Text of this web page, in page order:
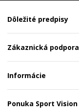
Dôležité predpisy
Zákaznická podpora
Informácie
Ponuka Sport Vision